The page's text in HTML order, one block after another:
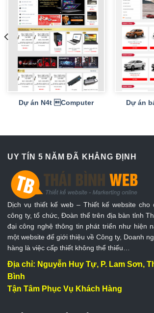
Dự án N4t Computer Dự án
UY TÍN 5 NĂM ĐÃ KHẲNG ĐỊNH
Dịch vụ thiết kế web – Thiết kế website cho
công ty, tổ chức, Đoàn thể trên địa bàn tỉnh
đại công nghệ thông tin phát triển như hiện
một website để giới thiệu về Công ty, Doanh
hàng là việc cấp thiết không thể thiếu…
Địa chỉ: Nguyễn Huy Tự, P. Lam Sơn,
Bình
Tận Tâm Phục Vụ Khách Hàng